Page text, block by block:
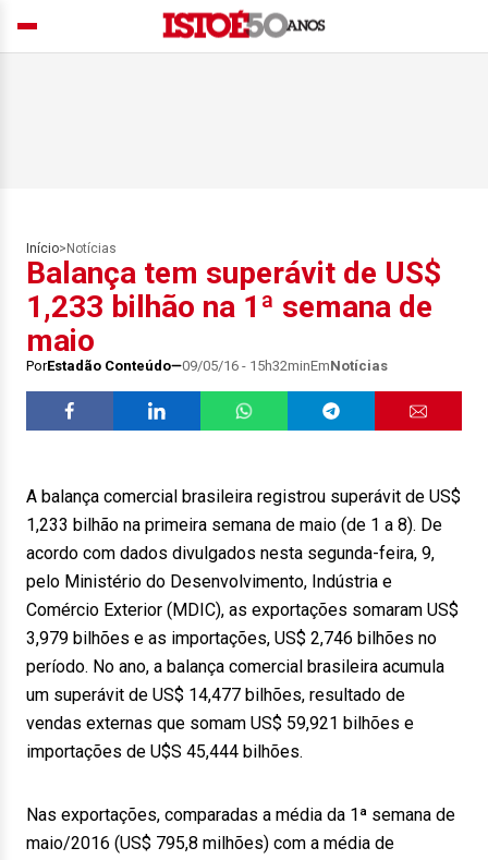
Início> Notícias
Balança tem superávit de US$
1,233 bilhão na 1ª semana de
maio
PorEstadão Conteúdo 09/05/16 - 15h32minEmNotícias
A balança comercial brasileira registrou superávit de US$
1,233 bilhão na primeira semana de maio (de 1 a 8). De
acordo com dados divulgados nesta segunda-feira, 9,
pelo Ministério do Desenvolvimento, Indústria e
Comércio Exterior (MDIC), as exportações somaram US$
3,979 bilhões e as importações, US$ 2,746 bilhões no
período. No ano, a balança comercial brasileira acumula
um superávit de US$ 14,477 bilhões, resultado de
vendas externas que somam US$ 59,921 bilhões e
importações de U$S 45,444 bilhões.
Nas exportações, comparadas a média da 1ª semana de
maio/2016 (US$ 795,8 milhões) com a média de